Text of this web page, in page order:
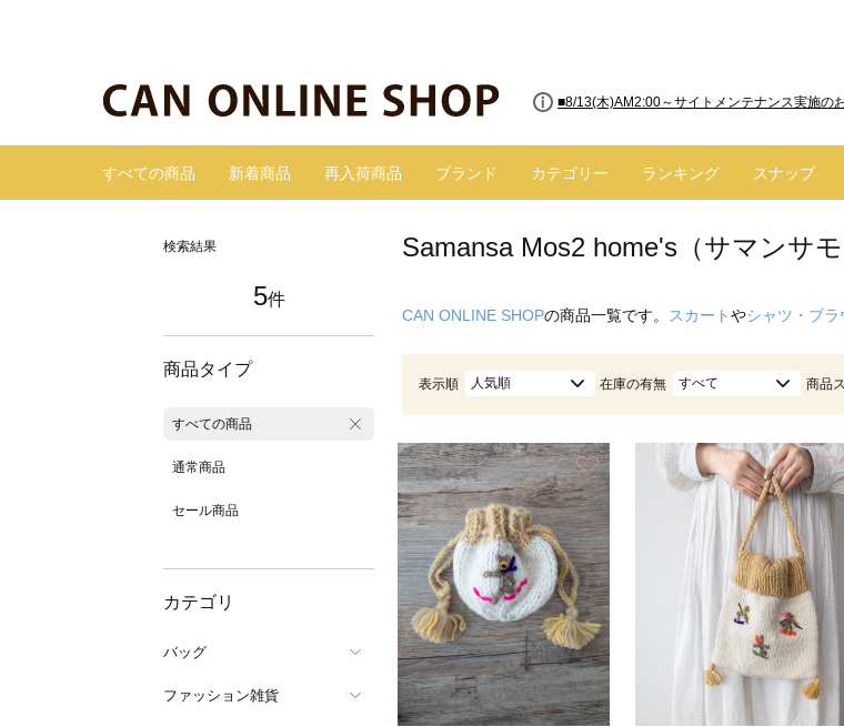
■8/13(木)AM2:00～サイトメンテナンス実施の
すべての商品 新着商品 再入荷商品 ブランド カテゴリー ランキング スナップ
検索結果
5件
商品タイプ
すべての商品
通常商品
セール商品
カテゴリ
バッグ
ファッション雑貨
Samansa Mos2 home's（サマンサ
CAN ONLINE SHOPの商品一覧です。 スカートやシャツ・ブラ
表示順 人気順 在庫の有無 すべて 商品
お気に入り